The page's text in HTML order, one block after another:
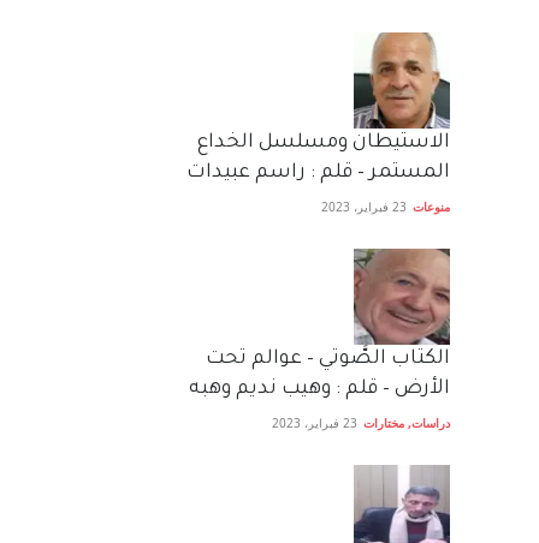
الاستيطان ومسلسل الخداع
المستمر – قلم : راسم عبيدات
منوعات 23 فبراير، 2023
الكتاب الصَّوتي – عوالم تحت
الأرض – قلم : وهيب نديم وهبه
دراسات, مختارات 23 فبراير، 2023